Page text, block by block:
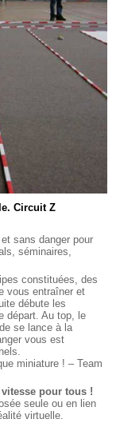
Circuit Z
sans danger pour
séminaires,
constituées, des
vous entraîner et
débute les
départ. Au top, le
se lance à la
vous est
miniature ! – Team
pour tous !
seule ou en lien
virtuelle.